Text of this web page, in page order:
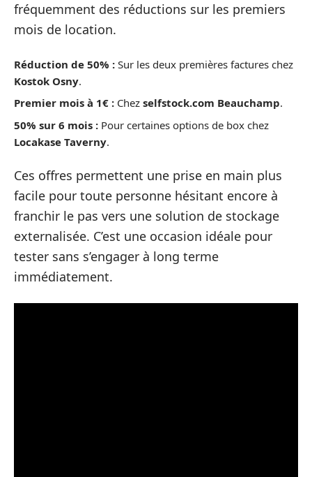
fréquemment des réductions sur les premiers
mois de location.
Réduction de 50% : Sur les deux premières factures chez
Kostok Osny.
Premier mois à 1€ : Chez selfstock.com Beauchamp.
50% sur 6 mois : Pour certaines options de box chez
Locakase Taverny.
Ces offres permettent une prise en main plus
facile pour toute personne hésitant encore à
franchir le pas vers une solution de stockage
externalisée. C’est une occasion idéale pour
tester sans s’engager à long terme
immédiatement.